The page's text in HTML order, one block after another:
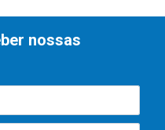
nossas